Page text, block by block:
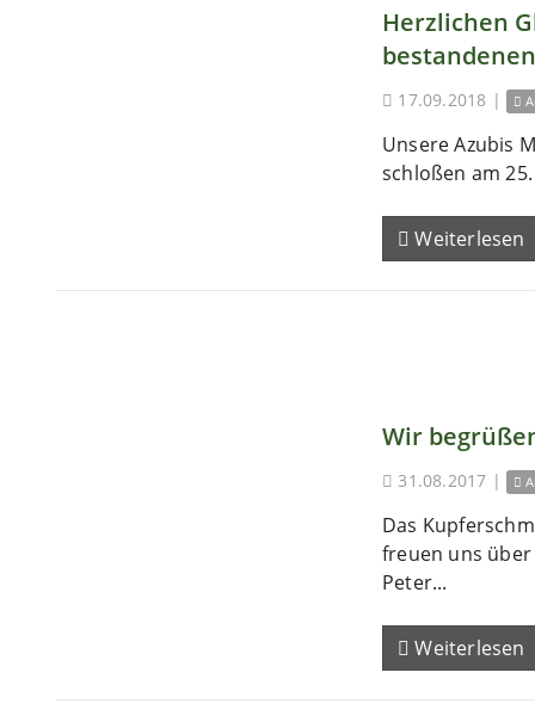
Herzlichen
17.09.2018 |
Unsere Azubis
schloßen am
Weiterlesen
Wir
31.08.2017 |
Das
freuen uns
Peter...
Weiterlesen